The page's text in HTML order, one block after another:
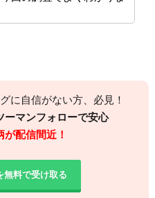
に自信がない方、必見！
ーマンフォローで安心
配信間近！
無料で受け取る